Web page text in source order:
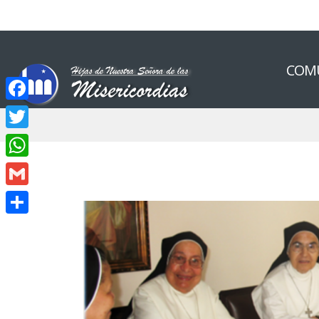
Facebook
Twitter
WhatsApp
Gmail